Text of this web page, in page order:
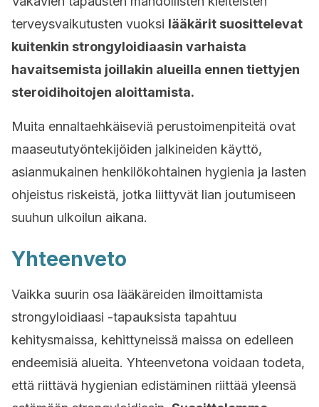
terveysvaikutusten vuoksi lääkärit suosittelevat
kuitenkin strongyloidiaasin varhaista
havaitsemista joillakin alueilla ennen tiettyjen
steroidihoitojen aloittamista.
Muita ennaltaehkäiseviä perustoimenpiteitä ovat
maaseututyöntekijöiden jalkineiden käyttö,
asianmukainen henkilökohtainen hygienia ja lasten
ohjeistus riskeistä, jotka liittyvät lian joutumiseen
suuhun ulkoilun aikana.
Yhteenveto
Vaikka suurin osa lääkäreiden ilmoittamista
strongyloidiaasi -tapauksista tapahtuu
kehitysmaissa, kehittyneissä maissa on edelleen
endeemisiä alueita. Yhteenvetona voidaan todeta,
että riittävä hygienian edistäminen riittää yleensä